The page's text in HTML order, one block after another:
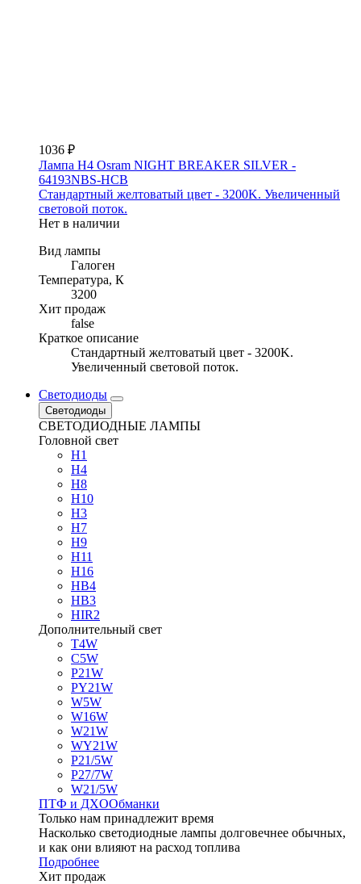
1036 ₽
Лампа H4 Osram NIGHT BREAKER SILVER -
64193NBS-HCB
Стандартный желтоватый цвет - 3200K. Увеличенный
световой поток.
Нет в наличии
Вид лампы
Галоген
Температура, К
3200
Хит продаж
false
Краткое описание
Стандартный желтоватый цвет - 3200K.
Увеличенный световой поток.
Светодиоды
Светодиоды
СВЕТОДИОДНЫЕ ЛАМПЫ
Головной свет
H1
H4
H8
H10
H3
H7
H9
H11
H16
HB4
HB3
HIR2
Дополнительный свет
T4W
C5W
P21W
PY21W
W5W
W16W
W21W
WY21W
P21/5W
P27/7W
W21/5W
ПТФ и ДXООбманки
Только нам принадлежит время
Насколько светодиодные лампы долговечнее обычных,
и как они влияют на расход топлива
Подробнее
Хит продаж